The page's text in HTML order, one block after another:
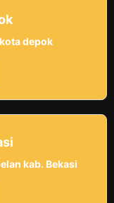
depok
kab. Bekasi